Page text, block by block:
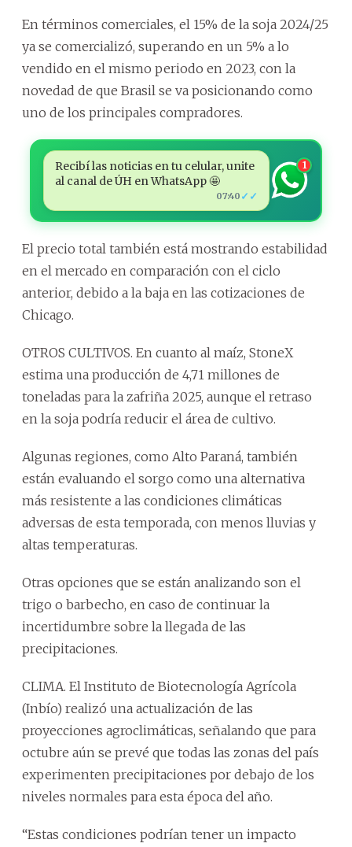
En términos comerciales, el 15% de la soja 2024/25
ya se comercializó, superando en un 5% a lo
vendido en el mismo periodo en 2023, con la
novedad de que Brasil se va posicionando como
uno de los principales compradores.
Recibí las noticias en tu celular, unite
al canal de ÚH en WhatsApp 🤩
07:40 ✓✓
1
El precio total también está mostrando estabilidad
en el mercado en comparación con el ciclo
anterior, debido a la baja en las cotizaciones de
Chicago.
OTROS CULTIVOS. En cuanto al maíz, StoneX
estima una producción de 4,71 millones de
toneladas para la zafriña 2025, aunque el retraso
en la soja podría reducir el área de cultivo.
Algunas regiones, como Alto Paraná, también
están evaluando el sorgo como una alternativa
más resistente a las condiciones climáticas
adversas de esta temporada, con menos lluvias y
altas temperaturas.
Otras opciones que se están analizando son el
trigo o barbecho, en caso de continuar la
incertidumbre sobre la llegada de las
precipitaciones.
CLIMA. El Instituto de Biotecnología Agrícola
(Inbío) realizó una actualización de las
proyecciones agroclimáticas, señalando que para
octubre aún se prevé que todas las zonas del país
experimenten precipitaciones por debajo de los
niveles normales para esta época del año.
“Estas condiciones podrían tener un impacto